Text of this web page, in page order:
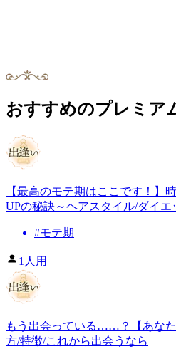
おすすめのプレミア
【最高のモテ期はここです！】
UPの秘訣～ヘアスタイル/ダイエ
#モテ期
1人用
もう出会っている……？【あな
方/特徴/これから出会うなら